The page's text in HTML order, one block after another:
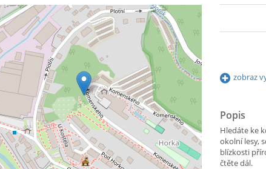
zobraz
Popis
Hledáte ke
okolní lesy,
blízkosti
čtěte dál.